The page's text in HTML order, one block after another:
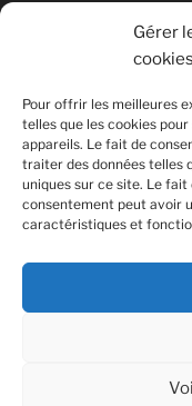
Gérer
cookies
Pour offrir les meilleures
telles que les cookies
appareils. Le fait de
traiter des données telles
uniques sur ce site. Le
consentement peut avoir
caractéristiques et
projet immobilier
RECHERCHER
Recherche
pour
:
Facebook
Politique de